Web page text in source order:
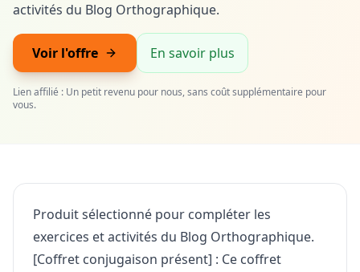
activités du Blog Orthographique.
Voir l'offre En savoir plus
Lien affilié : Un petit revenu pour nous, sans coût supplémentaire pour
vous.
Produit sélectionné pour compléter les
exercices et activités du Blog Orthographique.
[Coffret conjugaison présent] : Ce coffret